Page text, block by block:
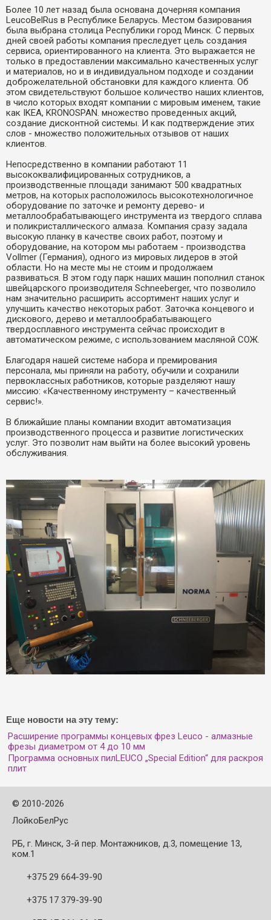
Более 10 лет назад была основана дочерняя компания
LeucoBelRus в Республике Беларусь. Местом базирования
была выбрана столица Республики город Минск. С первых
дней своей работы компания преследует цель создания
сервиса, ориентированного на клиента. Это выражается не
только в предоставлении максимально качественных услуг
и материалов, но и в индивидуальном подходе и создании
доброжелательной обстановки для каждого клиента. Об
этом свидетельствуют большое количество наших клиентов,
в число которых входят компании с мировым именем, такие
как IKEA, KRONOSPAN. множество проведенных акций,
создание дисконтной системы. И как подтверждение этих
слов - множество положительных отзывов от наших
клиентов.
Непосредственно в компании работают 11
высококвалифицированных сотрудников, а
производственные площади занимают 500 квадратных
метров, на которых расположилось высокотехнологичное
оборудование по заточке и ремонту дерево- и
металлообрабатывающего инструмента из твердого сплава
и поликристаллического алмаза. Компания сразу задала
высокую планку в качестве своих работ, поэтому и
оборудование, на котором мы работаем - производства
Vollmer (Германия), одного из мировых лидеров в этой
области. Но на месте мы не стоим и продолжаем
развиваться. В этом году парк наших машин пополнил станок
швейцарского производителя Schneeberger, что позволило
нам значительно расширить ассортимент наших услуг и
улучшить качество некоторых работ. Заточка концевого и
дискового, дерево и металлообрабатывающего
твердосплавного инструмента сейчас происходит в
автоматическом режиме, с использованием масляной СОЖ.
Благодаря нашей системе набора и премирования
персонала, мы приняли на работу, обучили и сохранили
первоклассных работников, которые разделяют нашу
миссию: «Качественному инструменту – качественный
сервис!».
В ближайшие планы компании входит автоматизация
производственного процесса и развитие логистических
услуг. Это позволит нам выйти на более высокий уровень
обслуживания.
Еще новости на эту тему:
Расширение программы концевых фрез Leuco - алмазные
фрезы диаметром от 4 до 10 мм
Программа основных пилLEUCO „Special Edition“ для раскроя
плит
© 2010-2026
ЛойкоБелРус
РБ, г. Минск, 3-й пер. Монтажников, д.3, помещение 13,
ком.1
+375 29 664-39-90
+375 17 379-39-90